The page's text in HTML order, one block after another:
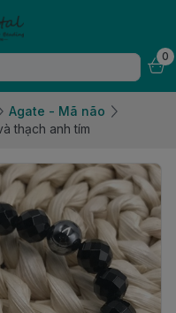
0
Agate - Mã não
thạch anh tím